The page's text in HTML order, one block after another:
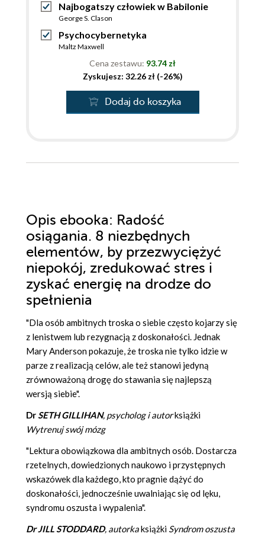
Najbogatszy człowiek w Babilonie
George S. Clason
Psychocybernetyka
Maltz Maxwell
Cena zestawu: 93.74 zł
Zyskujesz: 32.26 zł (-26%)
Dodaj do koszyka
Opis ebooka: Radość
osiągania. 8 niezbędnych
elementów, by przezwyciężyć
niepokój, zredukować stres i
zyskać energię na drodze do
spełnienia
"Dla osób ambitnych troska o siebie często kojarzy się
z lenistwem lub rezygnacją z doskonałości. Jednak
Mary Anderson pokazuje, że troska nie tylko idzie w
parze z realizacją celów, ale też stanowi jedyną
zrównoważoną drogę do stawania się najlepszą
wersją siebie".
DrSETH GILLIHAN, psycholog i autorksiążki
Wytrenuj swój mózg
"Lektura obowiązkowa dla ambitnych osób. Dostarcza
rzetelnych, dowiedzionych naukowo i przystępnych
wskazówek dla każdego, kto pragnie dążyć do
doskonałości, jednocześnie uwalniając się od lęku,
syndromu oszusta i wypalenia".
Dr JILL STODDARD, autorkaksiążki Syndrom oszusta